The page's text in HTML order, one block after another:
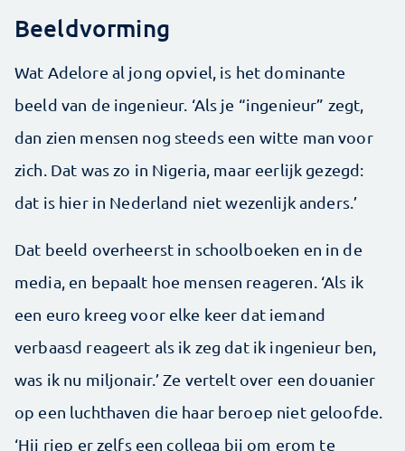
Beeldvorming
Wat Adelore al jong opviel, is het dominante
beeld van de ingenieur. ‘Als je “ingenieur” zegt,
dan zien mensen nog steeds een witte man voor
zich. Dat was zo in Nigeria, maar eerlijk gezegd:
dat is hier in Nederland niet wezenlijk anders.’
Dat beeld overheerst in schoolboeken en in de
media, en bepaalt hoe mensen reageren. ‘Als ik
een euro kreeg voor elke keer dat iemand
verbaasd reageert als ik zeg dat ik ingenieur ben,
was ik nu miljonair.’ Ze vertelt over een douanier
op een luchthaven die haar beroep niet geloofde.
‘Hij riep er zelfs een collega bij om erom te